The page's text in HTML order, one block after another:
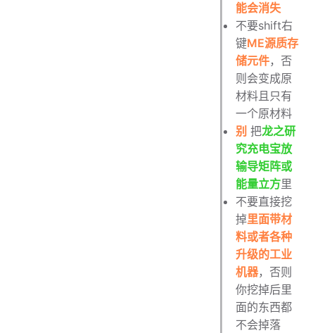
能会消失
不要shift右
键ME源质存
储元件，否
则会变成原
材料且只有
一个原材料
别 把龙之研
究充电宝放
输导矩阵或
能量立方里
不要直接挖
掉里面带材
料或者各种
升级的工业
机器，否则
你挖掉后里
面的东西都
不会掉落